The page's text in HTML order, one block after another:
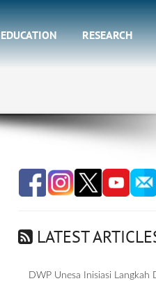
EDUCATION RESEARCH
LATEST
DWP Unesa Inisiasi Langkah